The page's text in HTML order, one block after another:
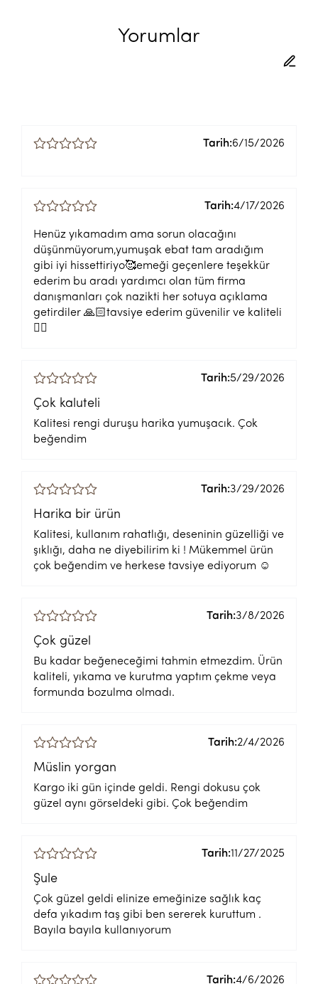
Yorumlar
Tarih:6/15/2026
Tarih:4/17/2026
Henüz yıkamadım ama sorun olacağını
düşünmüyorum,yumuşak ebat tam aradığım
gibi iyi hissettiriyo🥰emeği geçenlere teşekkür
ederim bu aradı yardımcı olan tüm firma
danışmanları çok nazikti her sotuya açıklama
getirdiler 🙏🏻tavsiye ederim güvenilir ve kaliteli
👍🏻
Tarih:5/29/2026
Çok kaluteli
Kalitesi rengi duruşu harika yumuşacık. Çok
beğendim
Tarih:3/29/2026
Harika bir ürün
Kalitesi, kullanım rahatlığı, deseninin güzelliği ve
şıklığı, daha ne diyebilirim ki ! Mükemmel ürün
çok beğendim ve herkese tavsiye ediyorum ☺️
Tarih:3/8/2026
Çok güzel
Bu kadar beğeneceğimi tahmin etmezdim. Ürün
kaliteli, yıkama ve kurutma yaptım çekme veya
formunda bozulma olmadı.
Tarih:2/4/2026
Müslin yorgan
Kargo iki gün içinde geldi. Rengi dokusu çok
güzel aynı görseldeki gibi. Çok beğendim
Tarih:11/27/2025
Şule
Çok güzel geldi elinize emeğinize sağlık kaç
defa yıkadım taş gibi ben sererek kuruttum .
Bayıla bayıla kullanıyorum
Tarih:4/6/2026